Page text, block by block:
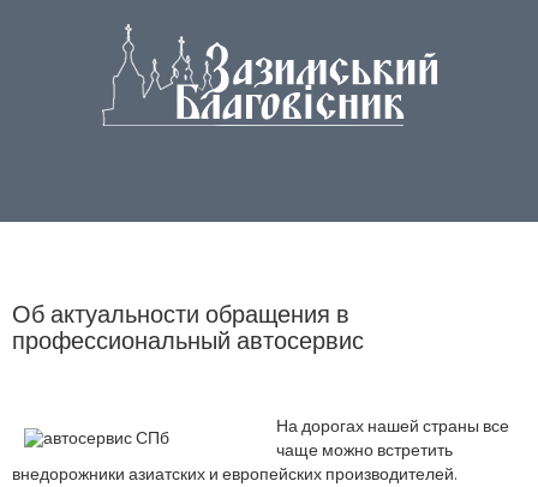
Об актуальности обращения в
профессиональный автосервис
На дорогах нашей страны все
чаще можно встретить
внедорожники азиатских и европейских производителей.